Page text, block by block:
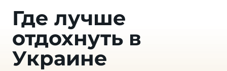
Где лучше
отдохнуть в
Украине